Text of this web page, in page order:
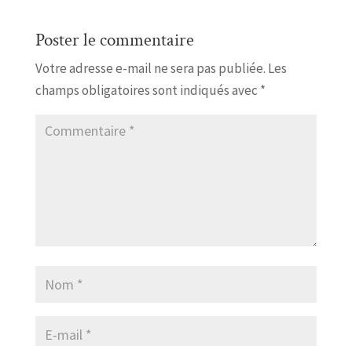
Poster le commentaire
Votre adresse e-mail ne sera pas publiée. Les
champs obligatoires sont indiqués avec *